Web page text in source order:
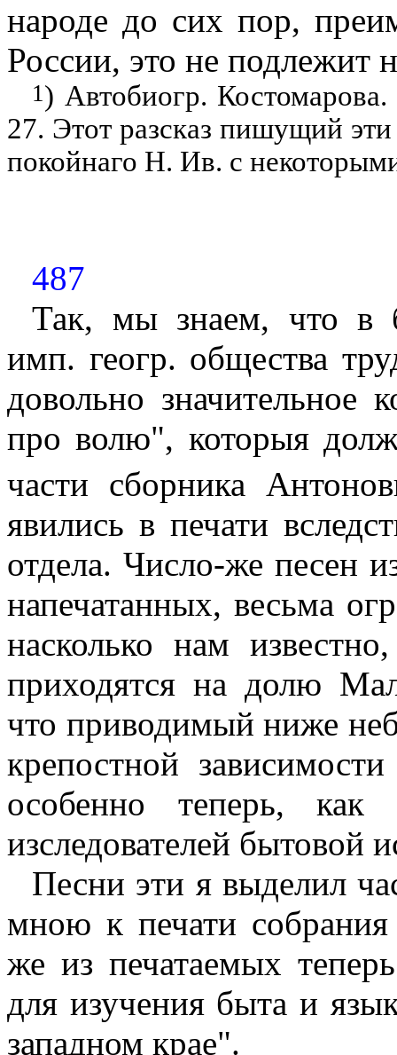
народе до сих пор,
России, это не подлежит
1 ) Автобиогр.
27. Этот разсказ пишущий
покойнаго Н. Ив. с
487
Так, мы знаем, что в
имп. геогр. общества
довольно значительное
про волю", которыя
части сборника
явились в печати
отдела. Число-же песен
напечатанных, весьма
насколько нам
приходятся на долю
что приводимый ниже
крепостной
особенно теперь,
изследователей бытовой
Песни эти я выделил
мною к печати собрания
же из печатаемых
для изучения быта и
западном крае".